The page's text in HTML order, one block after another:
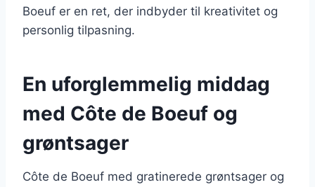
Boeuf er en ret, der indbyder til kreativitet og
personlig tilpasning.
En uforglemmelig middag
med Côte de Boeuf og
grøntsager
Côte de Boeuf med gratinerede grøntsager og